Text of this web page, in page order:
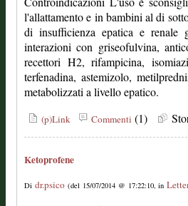
l'allattamento e in bambini al di
di insufficienza epatica e renale
interazioni con griseofulvina,
recettori H2, rifampicina,
terfenadina, astemizolo,
metabolizzati a livello epatico.
(p)Link Commenti (1)
Ketoprofene
Di dr.psico (del 15/07/2014 @ 17:22:10, in